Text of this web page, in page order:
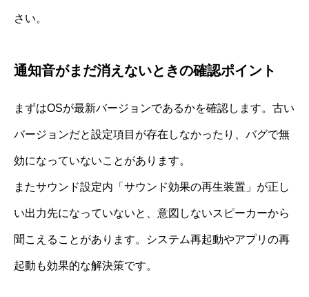
さい。
通知音がまだ消えないときの確認ポイント
まずはOSが最新バージョンであるかを確認します。古い
バージョンだと設定項目が存在しなかったり、バグで無
効になっていないことがあります。
またサウンド設定内「サウンド効果の再生装置」が正し
い出力先になっていないと、意図しないスピーカーから
聞こえることがあります。システム再起動やアプリの再
起動も効果的な解決策です。